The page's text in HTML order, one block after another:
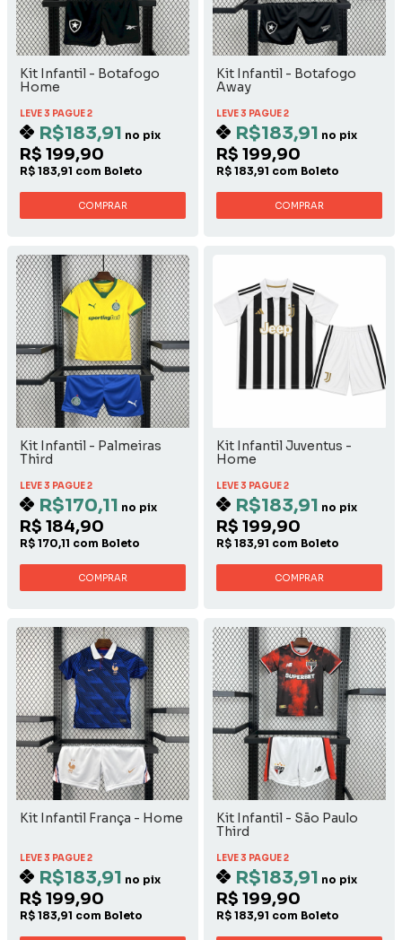
Kit Infantil - Botafogo
Home
LEVE 3 PAGUE 2
R$183,91 no pix
R$ 199,90
R$ 183,91 com Boleto
COMPRAR
Kit Infantil - Botafogo
Away
LEVE 3 PAGUE 2
R$183,91 no pix
R$ 199,90
R$ 183,91 com Boleto
COMPRAR
Kit Infantil - Palmeiras
Third
LEVE 3 PAGUE 2
R$170,11 no pix
R$ 184,90
R$ 170,11 com Boleto
COMPRAR
Kit Infantil Juventus -
Home
LEVE 3 PAGUE 2
R$183,91 no pix
R$ 199,90
R$ 183,91 com Boleto
COMPRAR
Kit Infantil França - Home
LEVE 3 PAGUE 2
R$183,91 no pix
R$ 199,90
R$ 183,91 com Boleto
Kit Infantil - São Paulo
Third
LEVE 3 PAGUE 2
R$183,91 no pix
R$ 199,90
R$ 183,91 com Boleto